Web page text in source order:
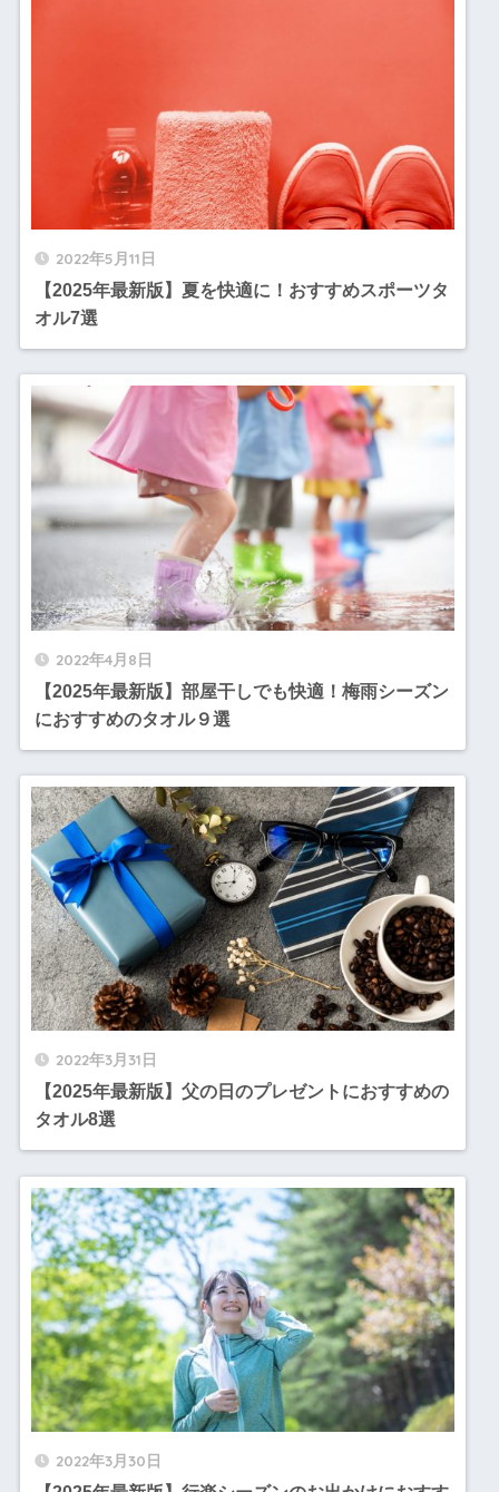
2022年5月11日
【2025年最新版】夏を快適に！おすすめスポーツタ
オル7選
2022年4月8日
【2025年最新版】部屋干しでも快適！梅雨シーズン
におすすめのタオル９選
2022年3月31日
【2025年最新版】父の日のプレゼントにおすすめの
タオル8選
2022年3月30日